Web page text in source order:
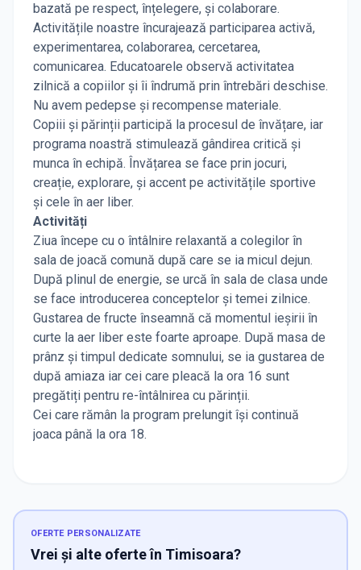
bazată pe respect, înțelegere, și colaborare.
Activitățile noastre încurajează participarea activă,
experimentarea, colaborarea, cercetarea,
comunicarea. Educatoarele observă activitatea
zilnică a copiilor și îi îndrumă prin întrebări deschise.
Nu avem pedepse și recompense materiale.
Copiii și părinții participă la procesul de învățare, iar
programa noastră stimulează gândirea critică și
munca în echipă. Învățarea se face prin jocuri,
creație, explorare, și accent pe activitățile sportive
și cele în aer liber.
Activități
Ziua începe cu o întâlnire relaxantă a colegilor în
sala de joacă comună după care se ia micul dejun.
După plinul de energie, se urcă în sala de clasa unde
se face introducerea conceptelor și temei zilnice.
Gustarea de fructe înseamnă că momentul ieșirii în
curte la aer liber este foarte aproape. După masa de
prânz și timpul dedicate somnului, se ia gustarea de
după amiaza iar cei care pleacă la ora 16 sunt
pregătiți pentru re-întâlnirea cu părinții.
Cei care rămân la program prelungit își continuă
joaca până la ora 18.
OFERTE PERSONALIZATE
Vrei și alte oferte în Timisoara?